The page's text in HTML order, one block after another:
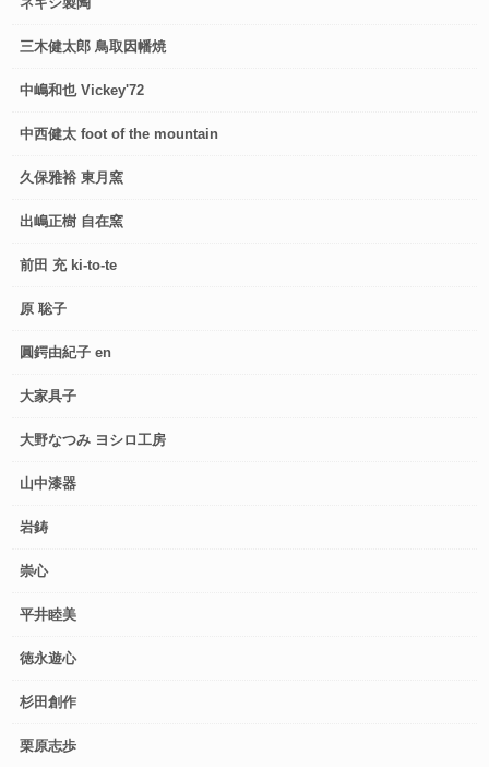
三木健太郎 鳥取因幡焼
中嶋和也 Vickey'72
中西健太 foot of the mountain
久保雅裕 東月窯
出嶋正樹 自在窯
前田 充 ki-to-te
原 聡子
圓鍔由紀子 en
大家具子
大野なつみ ヨシロ工房
山中漆器
岩鋳
崇心
平井睦美
徳永遊心
杉田創作
栗原志歩